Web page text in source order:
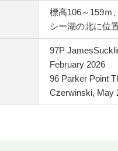
標高106～159ｍ
シー湖の北に位
97P
February 2026
96 Parker Point
Czerwinski, May